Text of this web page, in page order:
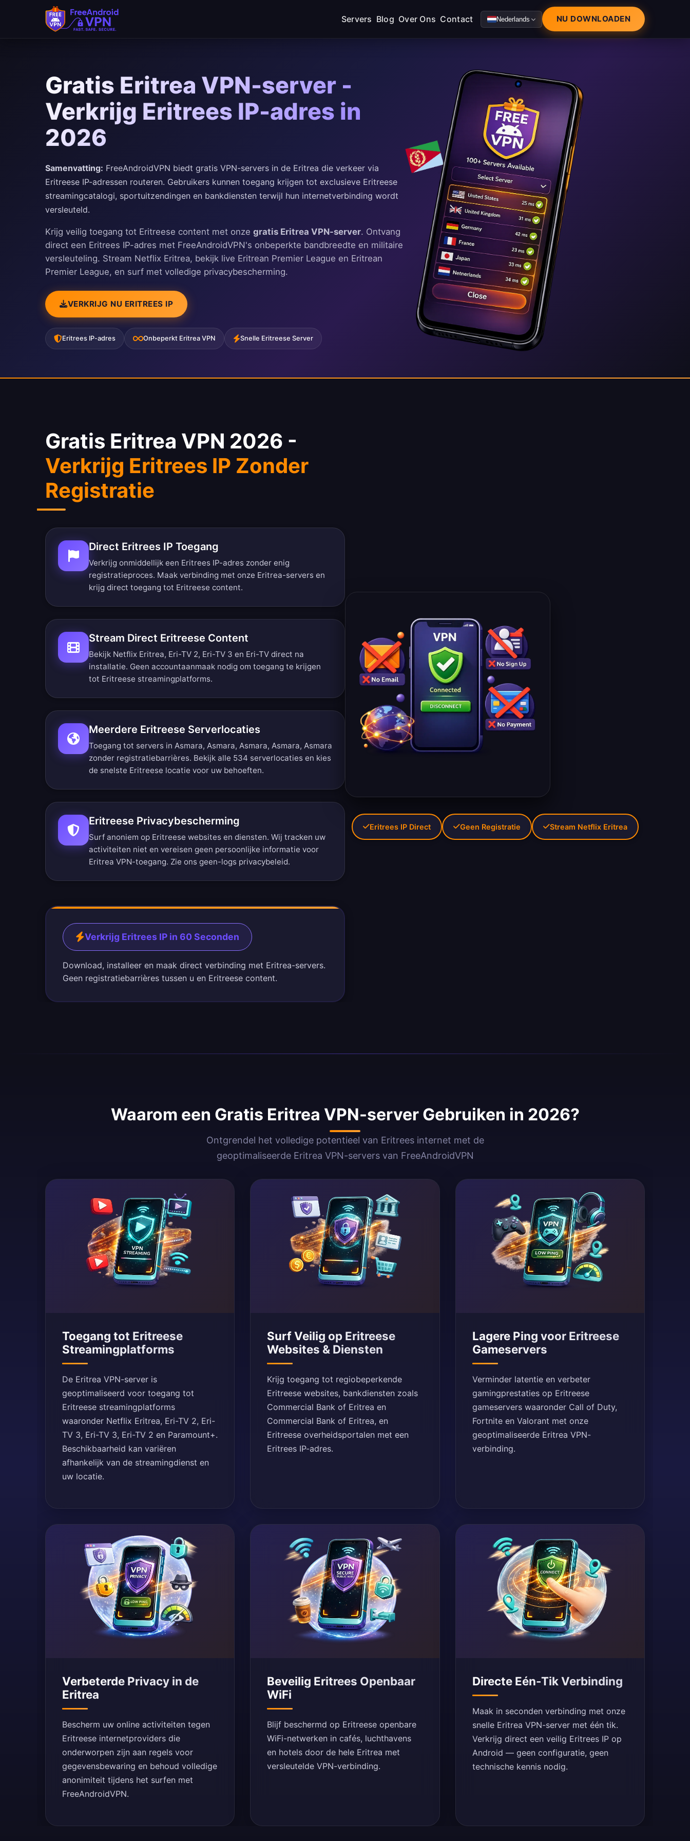
Ga naar hoofdinhoud
Servers Blog Over Ons Contact Nederlands NU DOWNLOADEN
Gratis Eritrea VPN-server -
Verkrijg Eritrees IP-adres in
2026
Samenvatting: FreeAndroidVPN biedt gratis VPN-servers in de Eritrea die verkeer via
Eritreese IP-adressen routeren. Gebruikers kunnen toegang krijgen tot exclusieve Eritreese
streamingcatalogi, sportuitzendingen en bankdiensten terwijl hun internetverbinding wordt
versleuteld.
Krijg veilig toegang tot Eritreese content met onze gratis Eritrea VPN-server. Ontvang
direct een Eritrees IP-adres met FreeAndroidVPN's onbeperkte bandbreedte en militaire
versleuteling. Stream Netflix Eritrea, bekijk live Eritrean Premier League en Eritrean
Premier League, en surf met volledige privacybescherming.
VERKRIJG NU ERITREES IP
Eritrees IP-adres Onbeperkt Eritrea VPN Snelle Eritreese Server
Gratis Eritrea VPN 2026 -
Verkrijg Eritrees IP Zonder
Registratie
Direct Eritrees IP Toegang
Verkrijg onmiddellijk een Eritrees IP-adres zonder enig
registratieproces. Maak verbinding met onze Eritrea-servers en
krijg direct toegang tot Eritreese content.
Stream Direct Eritreese Content
Bekijk Netflix Eritrea, Eri-TV 2, Eri-TV 3 en Eri-TV direct na
installatie. Geen accountaanmaak nodig om toegang te krijgen
tot Eritreese streamingplatforms.
Meerdere Eritreese Serverlocaties
Toegang tot servers in Asmara, Asmara, Asmara, Asmara, Asmara
zonder registratiebarrières. Bekijk alle 534 serverlocaties en kies
de snelste Eritreese locatie voor uw behoeften.
Eritreese Privacybescherming
Surf anoniem op Eritreese websites en diensten. Wij tracken uw
activiteiten niet en vereisen geen persoonlijke informatie voor
Eritrea VPN-toegang. Zie ons geen-logs privacybeleid.
Verkrijg Eritrees IP in 60 Seconden
Download, installeer en maak direct verbinding met Eritrea-servers.
Geen registratiebarrières tussen u en Eritreese content.
Eritrees IP Direct Geen Registratie Stream Netflix Eritrea
Waarom een Gratis Eritrea VPN-server Gebruiken in 2026?
Ontgrendel het volledige potentieel van Eritrees internet met de
geoptimaliseerde Eritrea VPN-servers van FreeAndroidVPN
Toegang tot Eritreese
Streamingplatforms
De Eritrea VPN-server is
geoptimaliseerd voor toegang tot
Eritreese streamingplatforms
waaronder Netflix Eritrea, Eri-TV 2, Eri-
TV 3, Eri-TV 3, Eri-TV 2 en Paramount+.
Beschikbaarheid kan variëren
afhankelijk van de streamingdienst en
uw locatie.
Surf Veilig op Eritreese
Websites & Diensten
Krijg toegang tot regiobeperkende
Eritreese websites, bankdiensten zoals
Commercial Bank of Eritrea en
Commercial Bank of Eritrea, en
Eritreese overheidsportalen met een
Eritrees IP-adres.
Lagere Ping voor Eritreese
Gameservers
Verminder latentie en verbeter
gamingprestaties op Eritreese
gameservers waaronder Call of Duty,
Fortnite en Valorant met onze
geoptimaliseerde Eritrea VPN-
verbinding.
Verbeterde Privacy in de
Eritrea
Bescherm uw online activiteiten tegen
Eritreese internetproviders die
onderworpen zijn aan regels voor
gegevensbewaring en behoud volledige
anonimiteit tijdens het surfen met
FreeAndroidVPN.
Beveilig Eritrees Openbaar
WiFi
Blijf beschermd op Eritreese openbare
WiFi-netwerken in cafés, luchthavens
en hotels door de hele Eritrea met
versleutelde VPN-verbinding.
Directe Eén-Tik Verbinding
Maak in seconden verbinding met onze
snelle Eritrea VPN-server met één tik.
Verkrijg direct een veilig Eritrees IP op
Android — geen configuratie, geen
technische kennis nodig.